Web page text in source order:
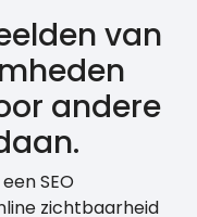
van
andere
SEO
zichtbaarheid